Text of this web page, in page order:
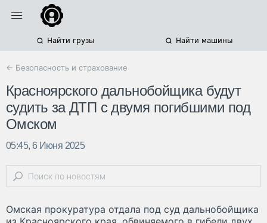
Найти грузы Найти машины
← Безопасность и страхование
Красноярского дальнобойщика будут
судить за ДТП с двумя погибшими под
Омском
05:45, 6 Июня 2025
Омская прокуратура отдала под суд дальнобойщика